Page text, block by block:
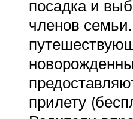
посадка и
членов
прилету